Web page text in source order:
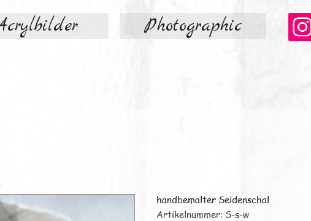
Photographic
handbemalter Seidenschal
Artikelnummer: S-s-w